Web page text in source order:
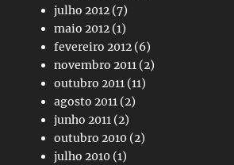
julho 2012 (7)
maio 2012 (1)
fevereiro 2012 (6)
novembro 2011 (2)
outubro 2011 (11)
agosto 2011 (2)
junho 2011 (2)
outubro 2010 (2)
julho 2010 (1)